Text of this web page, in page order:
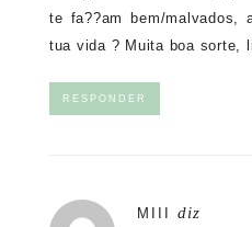
te fa??am bem/malvados,
tua vida ? Muita boa sorte,
RESPONDER
MIII diz